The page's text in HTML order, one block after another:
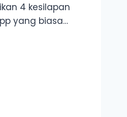
4 kesilapan
yang biasa…